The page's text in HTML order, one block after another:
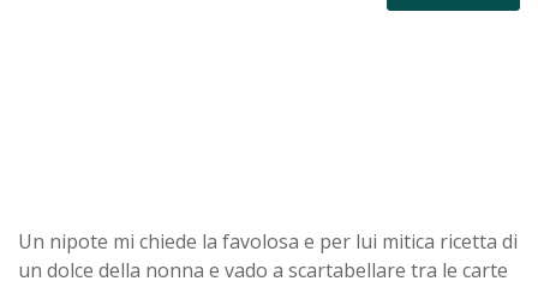
Un nipote mi chiede la favolosa e per lui mitica ricetta di
un dolce della nonna e vado a scartabellare tra le carte